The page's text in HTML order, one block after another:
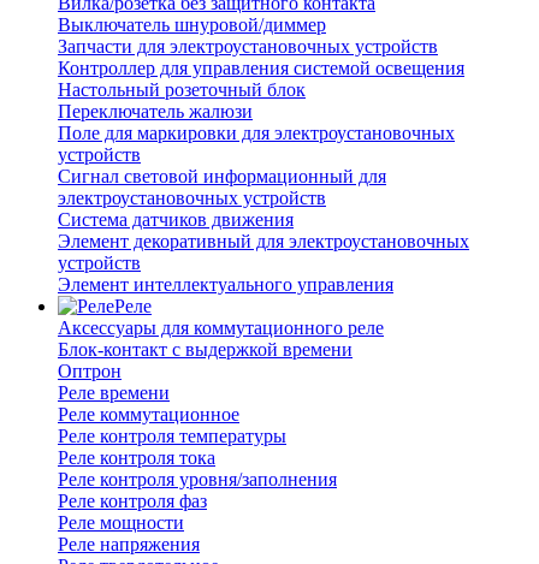
Выключатель шнуровой/диммер
Запчасти для электроустановочных устройств
Контроллер для управления системой освещения
Настольный розеточный блок
Переключатель жалюзи
Поле для маркировки для электроустановочных
устройств
Сигнал световой информационный для
электроустановочных устройств
Система датчиков движения
Элемент декоративный для электроустановочных
устройств
Элемент интеллектуального управления
Реле
Аксессуары для коммутационного реле
Блок-контакт с выдержкой времени
Оптрон
Реле времени
Реле коммутационное
Реле контроля температуры
Реле контроля тока
Реле контроля уровня/заполнения
Реле контроля фаз
Реле мощности
Реле напряжения